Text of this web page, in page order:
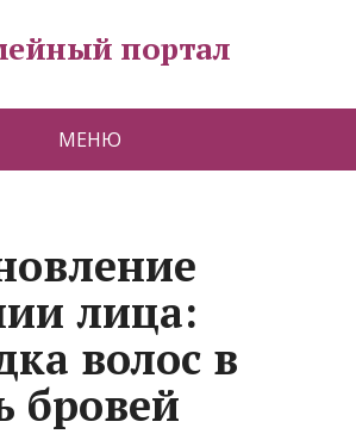
портал
МЕНЮ
лица:
волос в
бровей